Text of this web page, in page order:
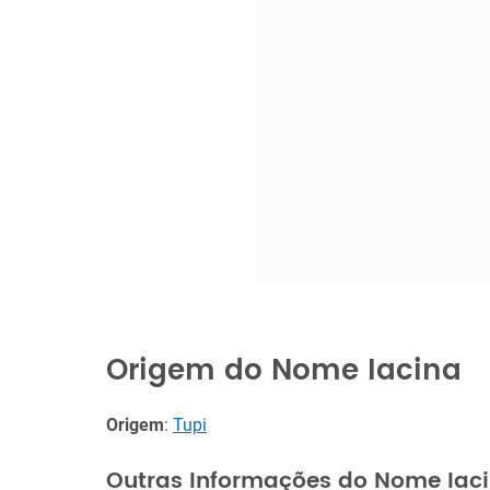
Origem do Nome Iacina
Origem: Tupi
Outras Informações do Nome